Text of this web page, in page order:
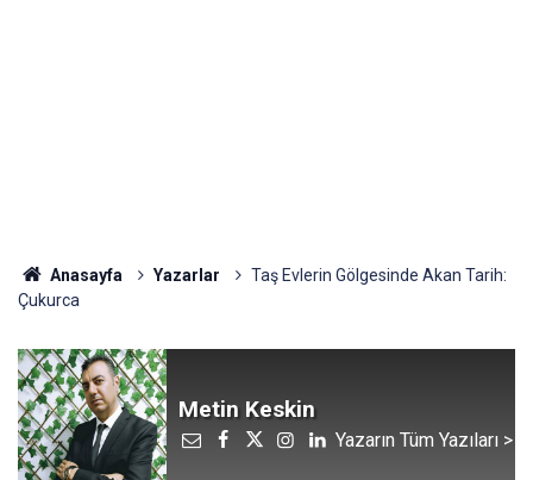
Anasayfa Yazarlar
Taş Evlerin Gölgesinde Akan Tarih:
Çukurca
Metin Keskin
Yazarın Tüm Yazıları >